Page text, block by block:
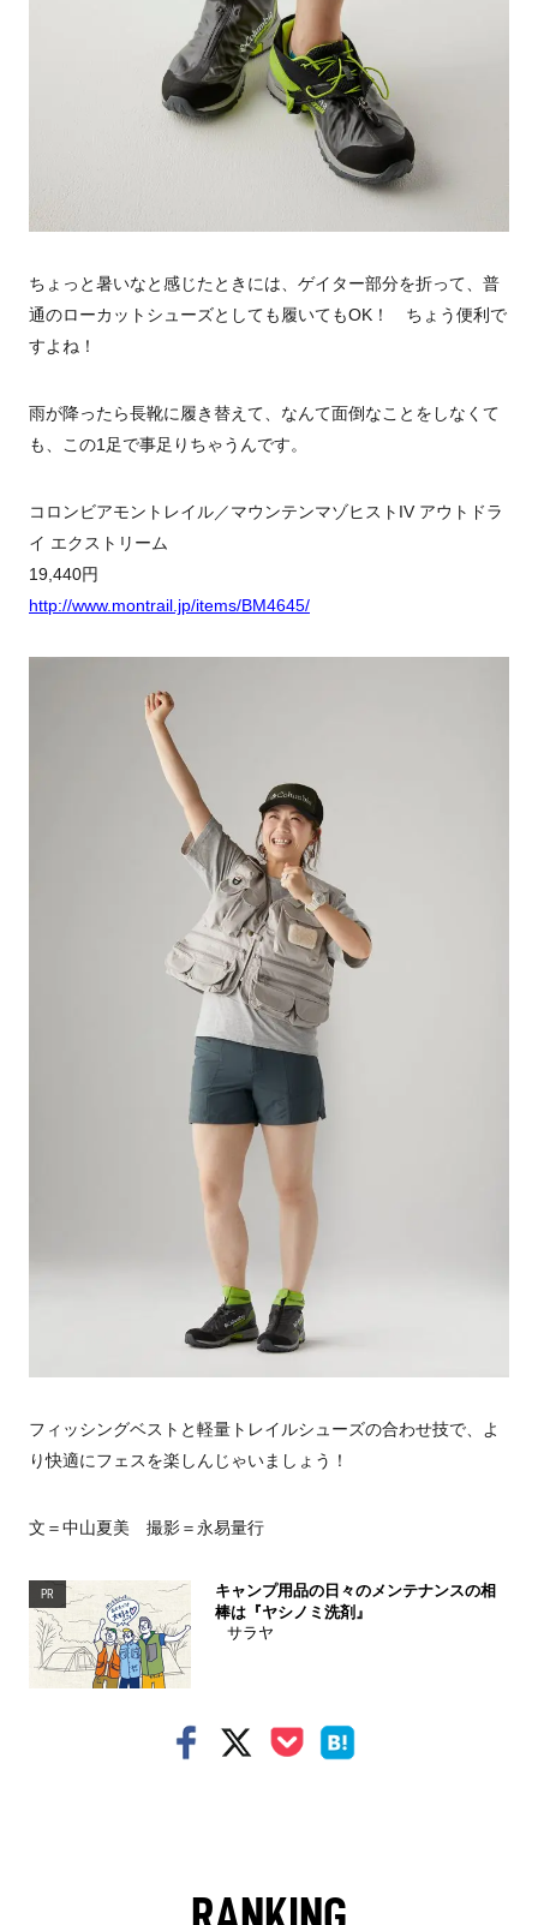
ちょっと暑いなと感じたときには、ゲイター部分を折って、普
通のローカットシューズとしても履いてもOK！ ちょう便利で
すよね！
雨が降ったら長靴に履き替えて、なんて面倒なことをしなくて
も、この1足で事足りちゃうんです。
コロンビアモントレイル／マウンテンマゾヒストIV アウトドラ
イ エクストリーム
19,440円
http://www.montrail.jp/items/BM4645/
フィッシングベストと軽量トレイルシューズの合わせ技で、よ
り快適にフェスを楽しんじゃいましょう！
文＝中山夏美 撮影＝永易量行
PR
キャンプ用品の日々のメンテナンスの相
棒は『ヤシノミ洗剤』
サラヤ